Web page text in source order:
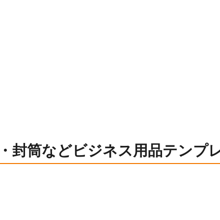
封筒などビジネス用品テンプ